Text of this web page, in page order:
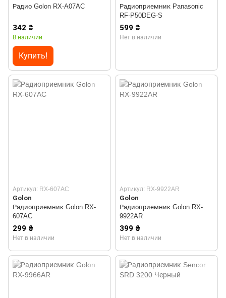
Радио Golon RX-A07AC
342 ₴
В наличии
Купить!
Радиоприемник Panasonic
RF-P50DEG-S
599 ₴
Нет в наличии
Артикул: RX-607AC
Golon
Радиоприемник Golon RX-
607AC
299 ₴
Нет в наличии
Артикул: RX-9922AR
Golon
Радиоприемник Golon RX-
9922AR
399 ₴
Нет в наличии